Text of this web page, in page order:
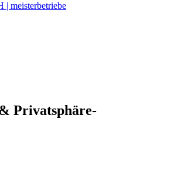
| meisterbetriebe
Privatsphäre-